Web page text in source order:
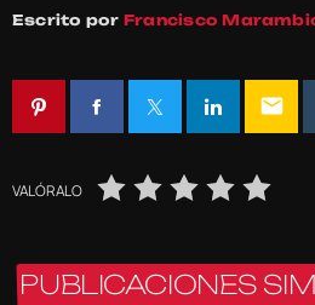
Escrito por Francisco
email
VALÓRALO
PUBLICACIONES